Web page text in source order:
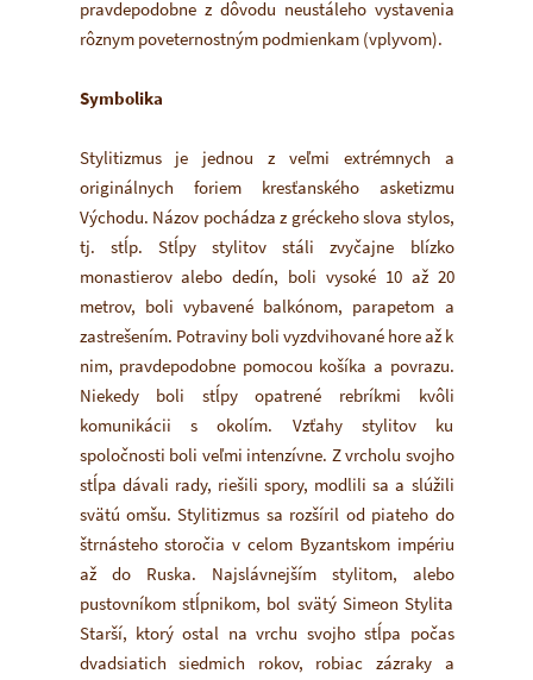
pravdepodobne z dôvodu neustáleho vystavenia
rôznym poveternostným podmienkam (vplyvom).
Symbolika
Stylitizmus je jednou z veľmi extrémnych a
originálnych foriem kresťanského asketizmu
Východu. Názov pochádza z gréckeho slova stylos,
tj. stĺp. Stĺpy stylitov stáli zvyčajne blízko
monastierov alebo dedín, boli vysoké 10 až 20
metrov, boli vybavené balkónom, parapetom a
zastrešením. Potraviny boli vyzdvihované hore až k
nim, pravdepodobne pomocou košíka a povrazu.
Niekedy boli stĺpy opatrené rebríkmi kvôli
komunikácii s okolím. Vzťahy stylitov ku
spoločnosti boli veľmi intenzívne. Z vrcholu svojho
stĺpa dávali rady, riešili spory, modlili sa a slúžili
svätú omšu. Stylitizmus sa rozšíril od piateho do
štrnásteho storočia v celom Byzantskom impériu
až do Ruska. Najslávnejším stylitom, alebo
pustovníkom stĺpnikom, bol svätý Simeon Stylita
Starší, ktorý ostal na vrchu svojho stĺpa počas
dvadsiatich siedmich rokov, robiac zázraky a